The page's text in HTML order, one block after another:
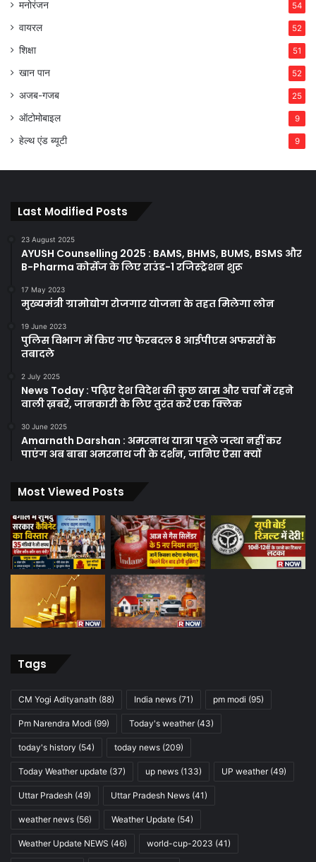
मनोरंजन 54
वायरल 52
शिक्षा 51
खान पान 52
अजब-गजब 25
ऑटोमोबाइल 9
हेल्थ एंड ब्यूटी 9
Last Modified Posts
23 August 2025
AYUSH Counselling 2025 : BAMS, BHMS, BUMS, BSMS और
B-Pharma कोर्सेज के लिए राउंड-1 रजिस्ट्रेशन शुरू
17 May 2023
मुख्यमंत्री ग्रामोद्योग रोजगार योजना के तहत मिलेगा लोन
19 June 2023
पुलिस विभाग में किए गए फेरबदल 8 आईपीएस अफसरों के
तबादले
2 July 2025
News Today : पढ़िए देश विदेश की कुछ खास और चर्चा में रहने
वाली ख़बरें, जानकारी के लिए तुरंत करें एक क्लिक
30 June 2025
Amarnath Darshan : अमरनाथ यात्रा पहले जत्था नहीं कर
पाएंग अब बाबा अमरनाथ जी के दर्शन, जानिए ऐसा क्यों
Most Viewed Posts
Tags
CM Yogi Adityanath (88) India news (71) pm modi (95)
Pm Narendra Modi (99) Today's weather(43)
today's history (54) today news (209)
Today Weather update (37) up news (133) UP weather(49)
Uttar Pradesh (49) Uttar Pradesh News (41)
weather news (56) Weather Update (54)
Weather Update NEWS (46) world-cup-2023 (41)